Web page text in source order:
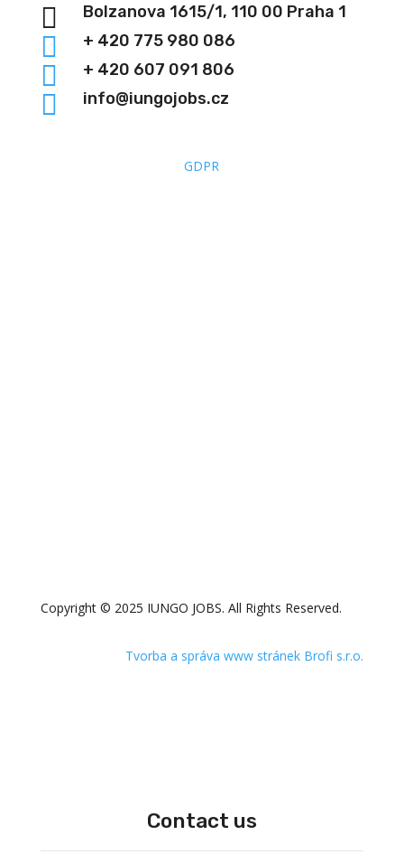
 Bolzanova 1615/1, 110 00 Praha 1
 + 420 775 980 086
 + 420 607 091 806
 info@iungojobs.cz
GDPR
Copyright © 2025 IUNGO JOBS. All Rights Reserved.
Tvorba a správa www stránek Brofi s.r.o.
Contact us